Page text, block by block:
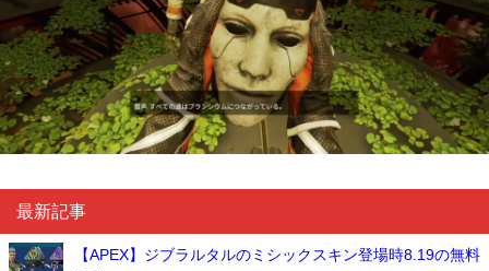
最新記事
【APEX】ジブラルタルのミシックスキン登場時8.19の無料